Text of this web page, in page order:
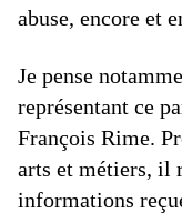
abuse, encore et
Je pense
représentant ce
François Rime.
arts et métiers, il
informations